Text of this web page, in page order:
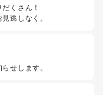
くさん！
逃しなく。
せします。